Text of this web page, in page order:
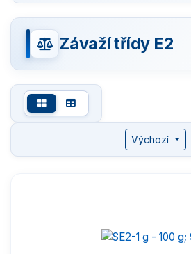
Vážení filtrů
Vážení stentů
Kalibrace pipet
Komparátory hmotnosti
Závaží třídy E2
Výchozí